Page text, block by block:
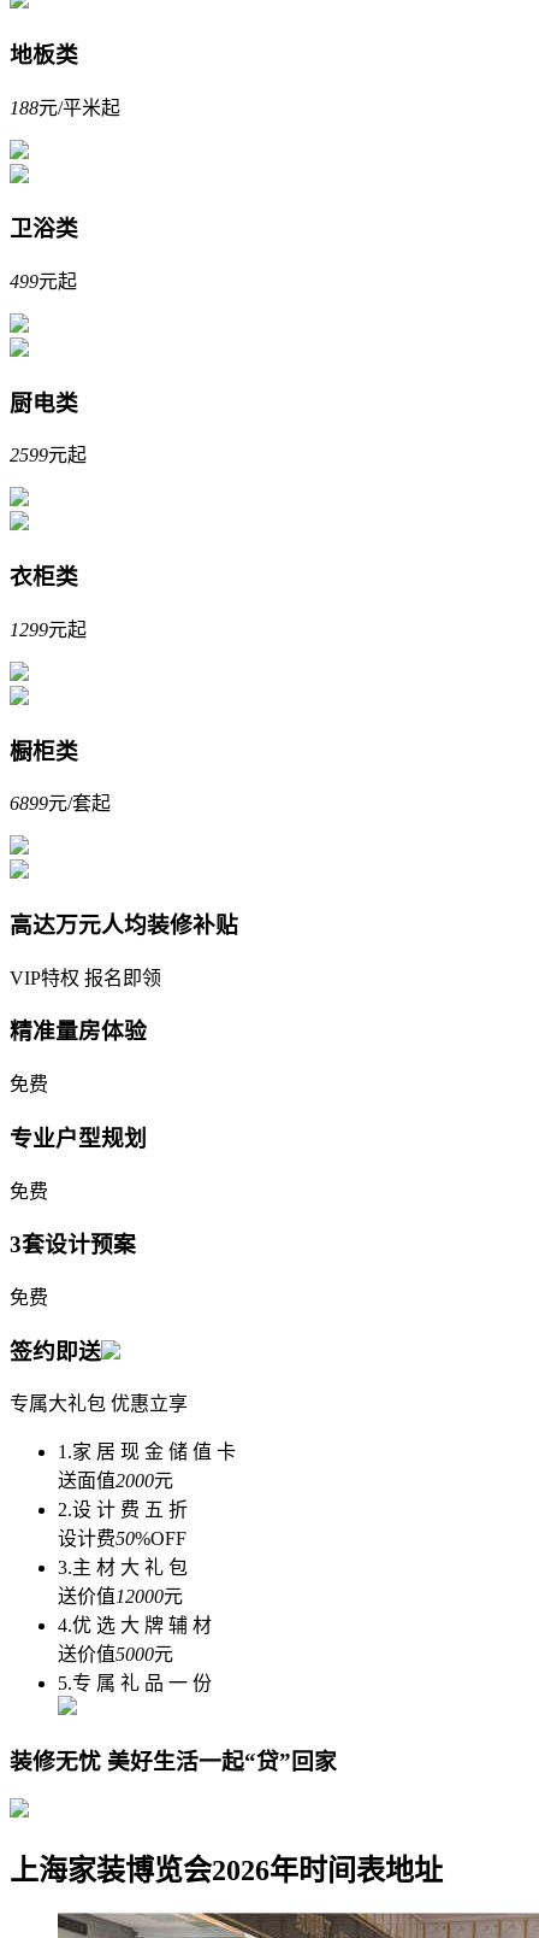
地板类
188元/平米起
卫浴类
499元起
厨电类
2599元起
衣柜类
1299元起
橱柜类
6899元/套起
高达万元人均装修补贴
VIP特权 报名即领
精准量房体验
免费
专业户型规划
免费
3套设计预案
免费
签约即送
专属大礼包 优惠立享
1.家 居 现 金 储 值 卡
送面值2000元
2.设 计 费 五 折
设计费50%OFF
3.主 材 大 礼 包
送价值12000元
4.优 选 大 牌 辅 材
送价值5000元
5.专 属 礼 品 一 份
装修无忧 美好生活一起“贷”回家
上海家装博览会2026年时间表地址